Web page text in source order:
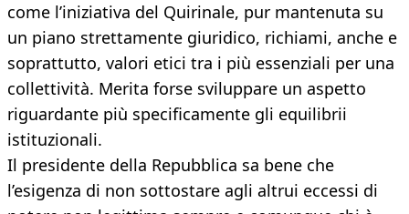
come l’iniziativa del Quirinale, pur mantenuta su
un piano strettamente giuridico, richiami, anche e
soprattutto, valori etici tra i più essenziali per una
collettività. Merita forse sviluppare un aspetto
riguardante più specificamente gli equilibrii
istituzionali.
Il presidente della Repubblica sa bene che
l’esigenza di non sottostare agli altrui eccessi di